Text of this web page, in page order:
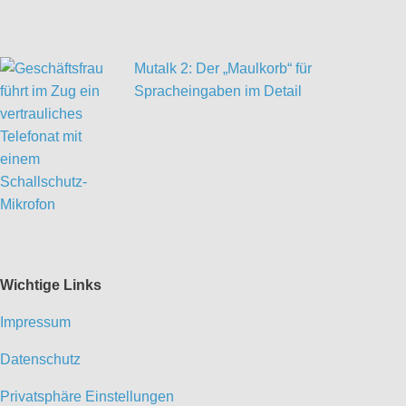
Mutalk 2: Der „Maulkorb“ für
Spracheingaben im Detail
Wichtige Links
Impressum
Datenschutz
Privatsphäre Einstellungen